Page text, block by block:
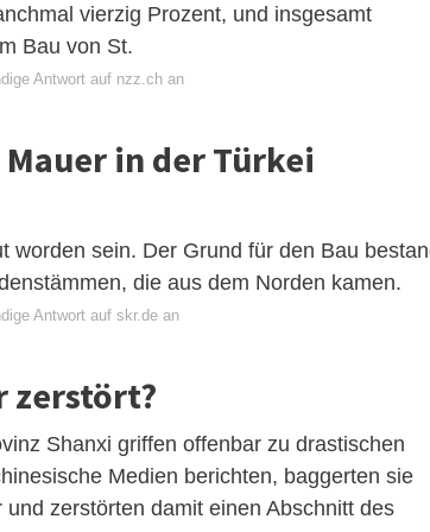
vierzig Prozent, und insgesamt
Bau von St.
Antwort auf nzz.ch an
in der Türkei
worden sein. Der Grund für den Bau
die aus dem Norden kamen.
Antwort auf skr.de an
zerstört?
Shanxi griffen offenbar zu drastischen
Medien berichten, baggerten sie
zerstörten damit einen Abschnitt des